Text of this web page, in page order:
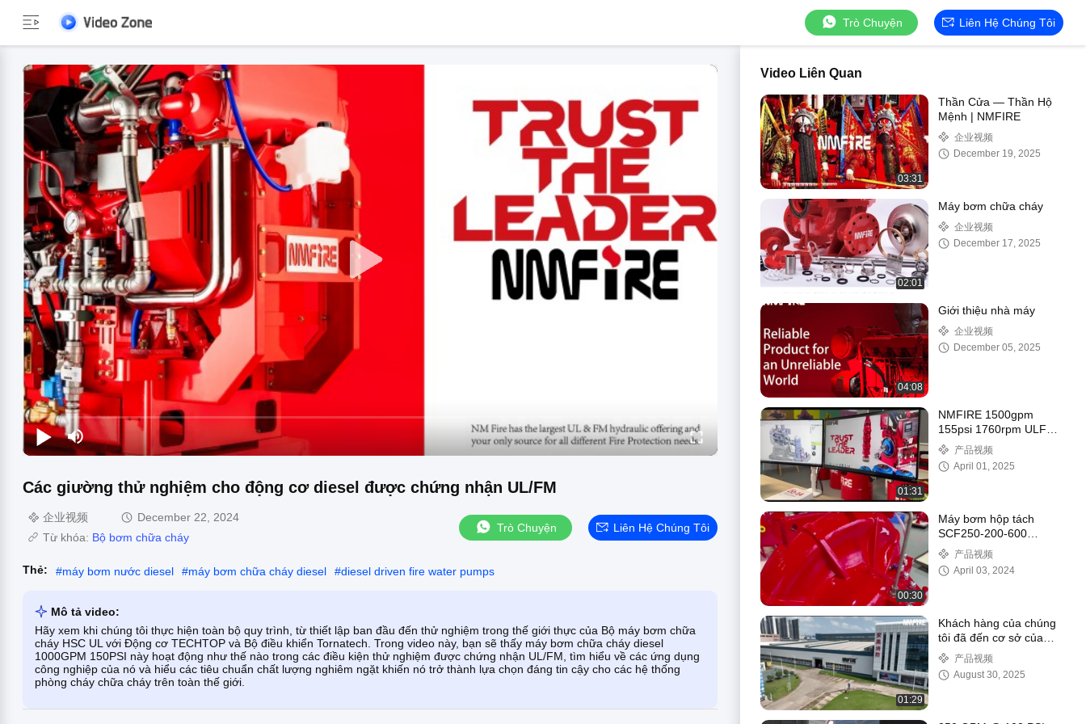
Trò Chuyện Liên Hệ Chúng Tôi
Các giường thử nghiệm cho động cơ diesel được chứng nhận UL/FM
企业视频
December 22, 2024
Từ khóa: Bộ bơm chữa cháy
Trò Chuyện Liên Hệ Chúng Tôi
Thẻ: #máy bơm nước diesel #máy bơm chữa cháy diesel #diesel driven fire water pumps
Mô tả video:
Hãy xem khi chúng tôi thực hiện toàn bộ quy trình, từ thiết lập ban đầu đến thử nghiệm trong thế giới thực của Bộ máy bơm chữa
cháy HSC UL với Động cơ TECHTOP và Bộ điều khiển Tornatech. Trong video này, bạn sẽ thấy máy bơm chữa cháy diesel
1000GPM 150PSI này hoạt động như thế nào trong các điều kiện thử nghiệm được chứng nhận UL/FM, tìm hiểu về các ứng dụng
công nghiệp của nó và hiểu các tiêu chuẩn chất lượng nghiêm ngặt khiến nó trở thành lựa chọn đáng tin cậy cho các hệ thống
phòng cháy chữa cháy trên toàn thế giới.
Video Liên Quan
03:31
Thần Cửa — Thần Hộ
Mệnh | NMFIRE
企业视频
December 19, 2025
02:01
Máy bơm chữa cháy
企业视频
December 17, 2025
04:08
Giới thiệu nhà máy
企业视频
December 05, 2025
01:31
NMFIRE 1500gpm
155psi 1760rpm ULFM
động cơ diesel ơm lửa
tua-bin dọc
产品视频
April 01, 2025
00:30
Máy bơm hộp tách
SCF250-200-600
4000gpm 175psi @
1480rpm
产品视频
April 03, 2024
01:29
Khách hàng của chúng
tôi đã đến cơ sở của
chúng tôi để chứng kiến
việc thử nghiệm thiết bị
2000 GPM được chứng
产品视频
August 30, 2025